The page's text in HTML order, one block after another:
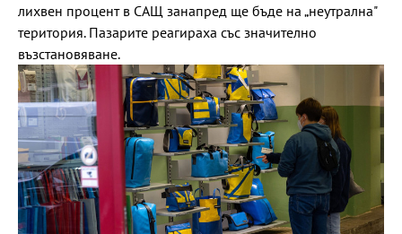
лихвен процент в САЩ занапред ще бъде на „неутрална"
територия. Пазарите реагираха със значително
възстановяване.